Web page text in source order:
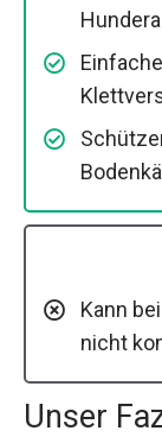
Kann
nicht
Unser